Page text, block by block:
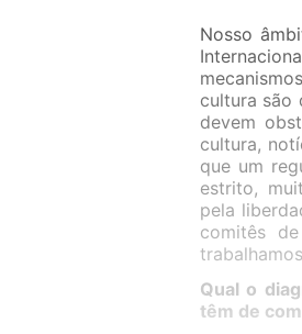
Nosso
cultura são
devem
cultura,
que um
estrito,
pela
comitês
Qual o
têm de